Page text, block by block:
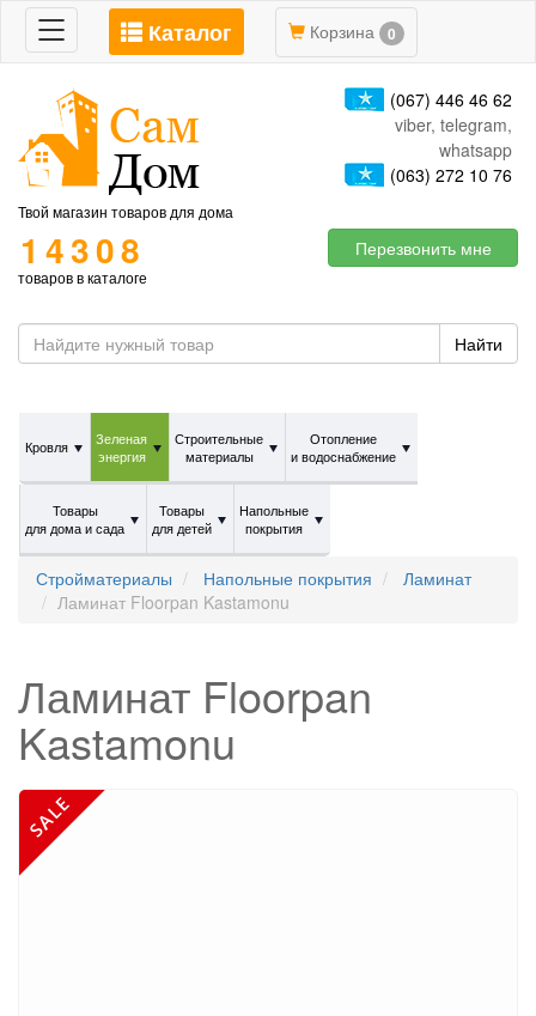
Toggle
navigation
Корзина 0
Каталог
Твой магазин товаров для дома
(067) 446 46 62
viber, telegram,
whatsapp
(063) 272 10 76
14308
товаров в каталоге
Перезвонить мне
Найти
Кровля
Зеленая
энергия
Строительные
материалы
Отопление
и водоснабжение
Товары
для дома и сада
Товары
для детей
Напольные
покрытия
Стройматериалы Напольные покрытия
Ламинат
Ламинат Floorpan Kastamonu
Ламинат Floorpan
Kastamonu